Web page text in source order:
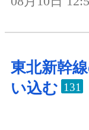
東北新幹
い込む 131